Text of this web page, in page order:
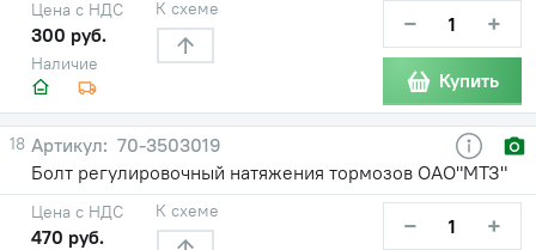
Наличие
Цена с НДС
300 руб.
К схеме − +
Купить
18
70-3503019
Болт регулировочный натяжения тормозов ОАО"МТЗ"
Цена с НДС
470 руб.
К схеме − +